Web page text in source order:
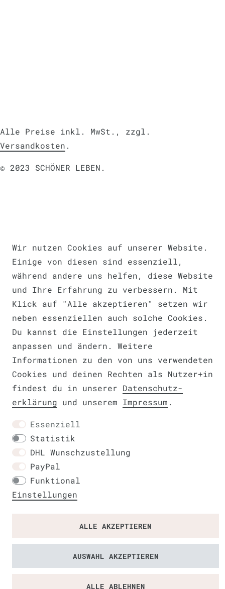
Wir nutzen Cookies auf unserer Website.
Einige von diesen sind essenziell,
während andere uns helfen, diese Website
und Ihre Erfahrung zu verbessern. Mit
Klick auf "Alle akzeptieren" setzen wir
neben essenziellen auch solche Cookies.
Du kannst die Einstellungen jederzeit
anpassen und ändern. Weitere
Informationen zu den von uns verwendeten
Cookies und deinen Rechten als Nutzer+in
findest du in unserer Daten­schutz­
erklärung und unserem Impressum .
Essenziell
Statistik
DHL Wunschzustellung
PayPal
Funktional
Einstellungen
ALLE AKZEPTIEREN
ALLE ABLEHNEN
AUSWAHL AKZEPTIEREN
Alle Preise inkl. MwSt., zzgl.
Versandkosten .
© 2023 SCHÖNER LEBEN.
Barrierefreiheitserklärung
Widerrufs­recht VERTRAG WIDERRUFEN